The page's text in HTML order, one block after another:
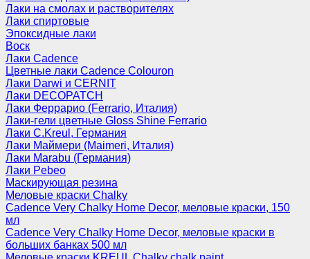
Лаки на смолах и растворителях
Лаки спиртовые
Эпоксидные лаки
Воск
Лаки Cadence
Цветные лаки Cadence Colouron
Лаки Darwi и CERNIT
Лаки DECOPATCH
Лаки Феррарио (Ferrario, Италия)
Лаки-гели цветные Gloss Shine Ferrario
Лаки C.Kreul, Германия
Лаки Маймери (Maimeri, Италия)
Лаки Marabu (Германия)
Лаки Pebeo
Маскирующая резина
Меловые краски Chalky
Cadence Very Chalky Home Decor, меловые краски, 150
мл
Cadence Very Chalky Home Decor, меловые краски в
больших банках 500 мл